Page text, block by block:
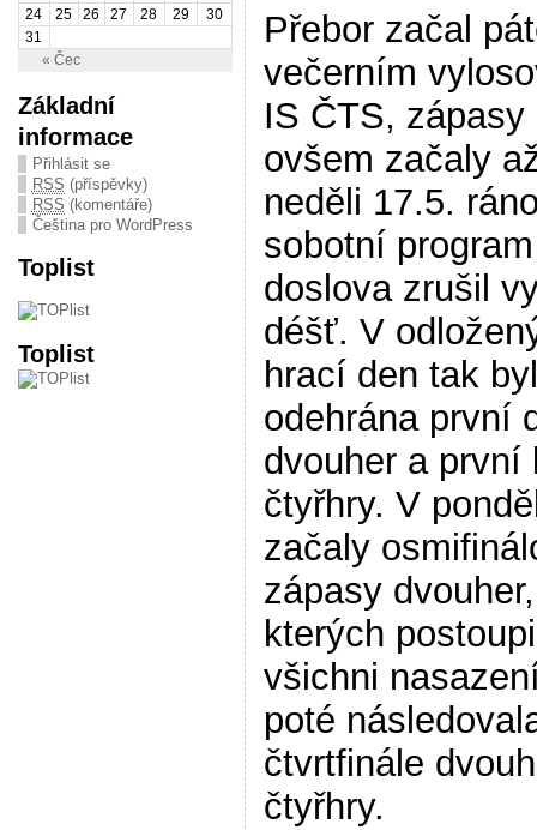
« Čec
24
25 26 27 28 29
30
31
Základní
informace
Přihlásit se
RSS (příspěvky)
RSS (komentáře)
Čeština pro WordPress
Toplist
Toplist
Přebor začal
večerním
IS ČTS, zápasy
ovšem začaly
neděli 17.5.
sobotní program
doslova zrušil
déšť. V
hrací den tak
odehrána první
dvouher a první
čtyřhry. V
začaly
zápasy
kterých
všichni
poté
čtvrtfinále
čtyřhry.